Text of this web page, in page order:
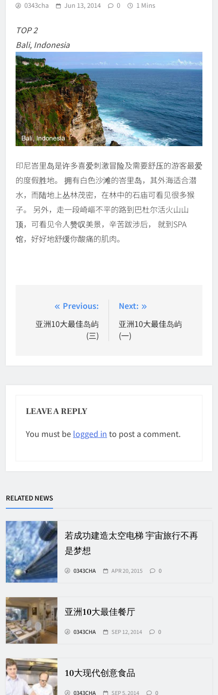
0343cha Jun 13, 2014 0 1 Mins
TOP 2
Bali, Indonesia
印尼峇里岛是许多喜爱刺激冒险及需要舒压的游客最爱
的度假胜地。 拥有白色沙滩的峇里岛，其外海适合潜
水，而陆地上丛林茂密，在林中的石庙可看见很多猴
子。 另外，走一段崎嶇不平的路到巴杜尔活火山山
顶，可看见令人赞叹美景，辛苦跋涉后， 就到SPA
馆，好好地舒缓你酸痛的肌肉。
navigation
Previous:
亚洲10大最佳岛屿
(三)
Next:
亚洲10大最佳岛屿
(一)
LEAVE A REPLY
You must be logged in to post a comment.
RELATED NEWS
若成功建造太空电梯 宇宙旅行不再
是梦想
0343CHA APR 20, 2015 0
亚洲10大最佳餐厅
0343CHA SEP 12, 2014 0
10大现代创意食品
0343CHA SEP 5, 2014 0